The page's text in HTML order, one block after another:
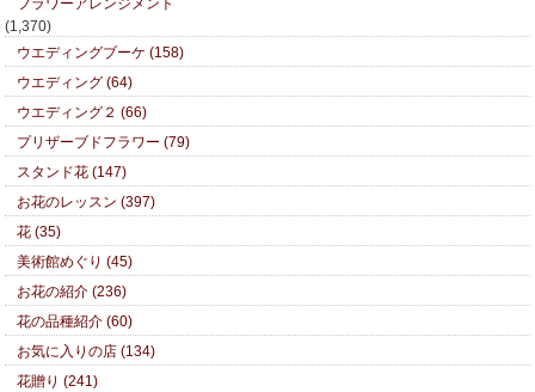
フラワーアレンジメント
(1,370)
ウエディングブーケ (158)
ウエディング (64)
ウエディング２ (66)
プリザーブドフラワー (79)
スタンド花 (147)
お花のレッスン (397)
花 (35)
美術館めぐり (45)
お花の紹介 (236)
花の品種紹介 (60)
お気に入りの店 (134)
花贈り (241)